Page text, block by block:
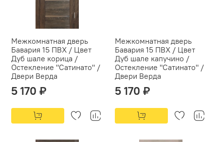
Межкомнатная дверь
Бавария 15 ПВХ / Цвет
Дуб шале корица /
Остекление "Сатинато" /
Двери Верда
5 170 ₽
Межкомнатная дверь
Бавария 15 ПВХ / Цвет
Дуб шале капучино /
Остекление "Сатинато" /
Двери Верда
5 170 ₽